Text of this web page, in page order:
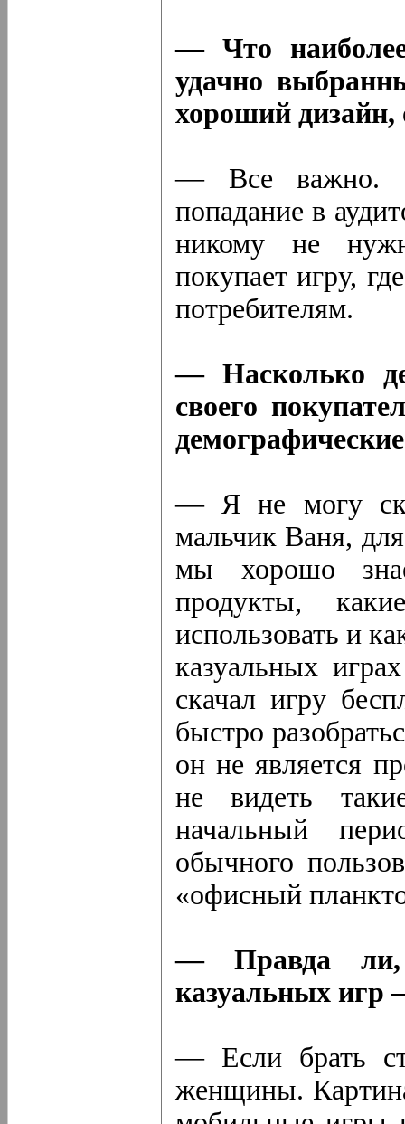
— Что
удачно
хороший
— Все важно.
попадание в
никому не
покупает игру,
потребителям.
— Насколько
своего
— Я не могу
мальчик Ваня,
мы хорошо
продукты,
использовать и
казуальных
скачал игру
быстро
он не является
не видеть
начальный
обычного
«офисный
— Правда ли,
казуальных игр
— Если брать
женщины.